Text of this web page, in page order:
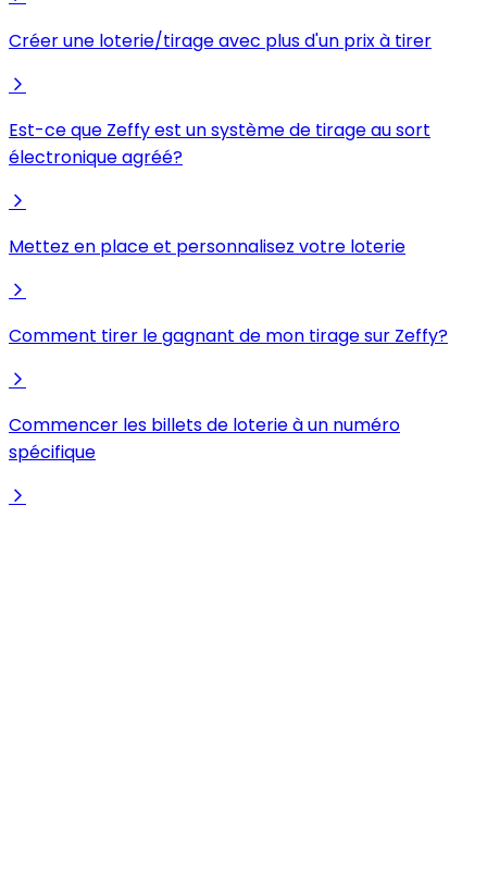
Créer une loterie/tirage avec plus d'un prix à tirer
Est-ce que Zeffy est un système de tirage au sort
électronique agréé?
Mettez en place et personnalisez votre loterie
Comment tirer le gagnant de mon tirage sur Zeffy?
Commencer les billets de loterie à un numéro
spécifique